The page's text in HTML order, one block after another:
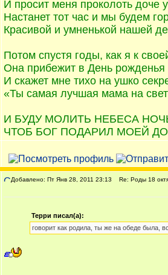
И просит меня проколоть доче
Настанет тот час и мы будем
Красивой и умненькой нашей
Потом спустя годы, как я к
Она прибежит в День рожденья
И скажет мне тихо на ушко
«Ты самая лучшая мама на
И БУДУ МОЛИТЬ НЕБЕСА
ЧТОБ БОГ ПОДАРИЛ МОЕЙ
Добавлено: Пт Янв 28, 2011 23:13 Re: Роды 18
Терри писал(а):
говорит как родила, ты же на обеде была,